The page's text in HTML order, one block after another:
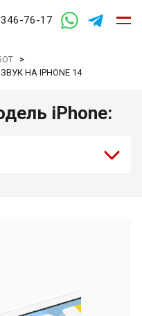
76-17
>
НА IPHONE 14
iPhone: